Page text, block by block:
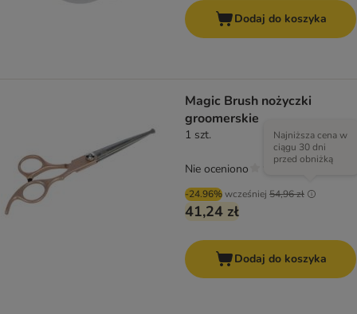
Dodaj do koszyka
Magic Brush nożyczki
groomerskie
1 szt.
-24.96%wcześniej 54,96 zł
Najniższa cena w
ciągu 30 dni
przed obniżką
41,24 zł
Nie oceniono
Dodaj do koszyka